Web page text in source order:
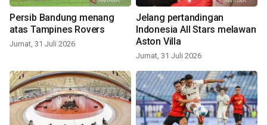
Persib Bandung menang
atas Tampines Rovers
Jumat, 31 Juli 2026
Jelang pertandingan
Indonesia All Stars melawan
Aston Villa
Jumat, 31 Juli 2026